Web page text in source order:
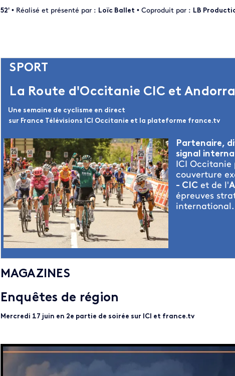
52'• Réalisé et présenté par : Loïc Ballet • Coproduit par : LB
SPORT
La Route d'Occitanie CIC et
Une semaine de cyclisme en direct
sur France Télévisions ICI Occitanie et la plateforme france.tv
Image
Partenaire,
signal
ICI Occitanie
couverture
- CICet de l'
épreuves
international.
MAGAZINES
Enquêtes de région
Mercredi 17 juin en 2e partie de soirée sur ICI et france.tv